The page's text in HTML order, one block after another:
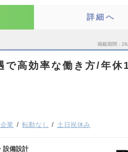
詳細へ
掲載期間
で高効率な働き方/年休
業 転勤なし 土日祝休み
設備設計